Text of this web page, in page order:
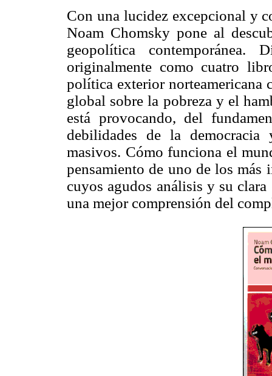
Con una lucidez excepcional y
Noam Chomsky pone al
geopolítica contemporánea.
originalmente como cuatro
política exterior norteamericana
global sobre la pobreza y el
está provocando, del
debilidades de la
masivos. Cómo funciona el
pensamiento de uno de los más
cuyos agudos análisis y su
una mejor comprensión del